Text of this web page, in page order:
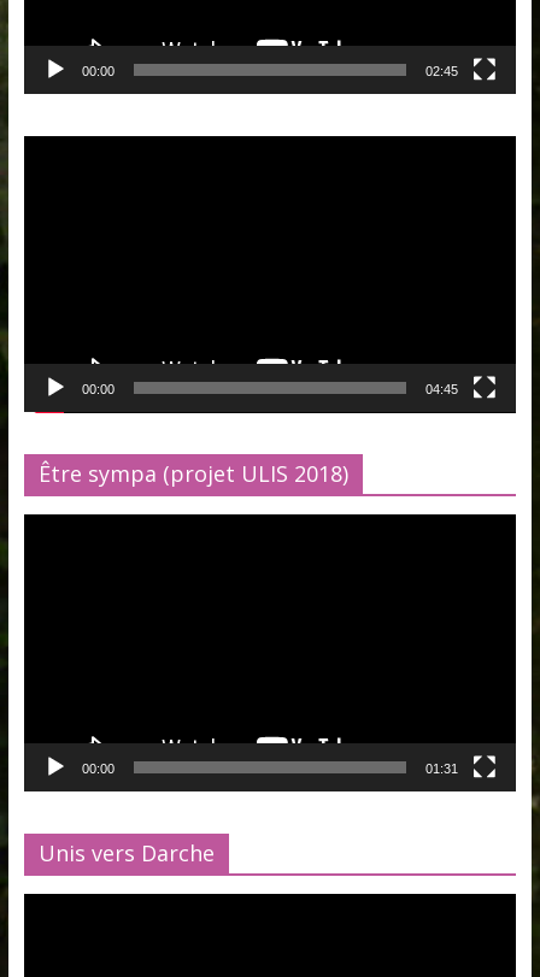
00:00 02:45
00:00 04:45
Être sympa (projet ULIS 2018)
00:00 01:31
Unis vers Darche